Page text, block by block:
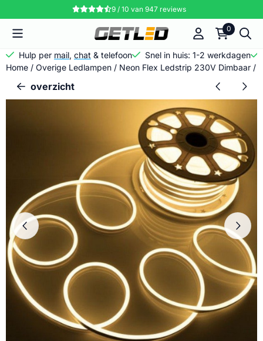
Cookievoorkeuren zijn momenteel gesloten.
9 / 10 van947 reviews
0
Hulp per mail, chat & telefoon
Snel in huis: 1-2 werkdagen
Home / Overige Ledlampen / Neon Flex Ledstrip 230V Dimbaar /
overzicht